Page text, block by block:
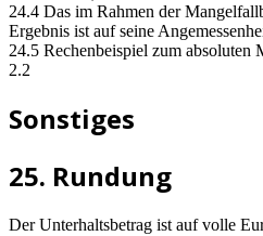
24.4 Das im Rahmen der
Ergebnis ist auf seine
24.5 Rechenbeispiel zum
2.2
Sonstiges
25. Rundung
Der Unterhaltsbetrag ist auf volle